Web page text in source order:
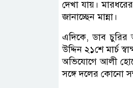
দেখা যায়।
জানাচ্ছেন মান্না।
এদিকে, ডাব চুরির
উদ্দিন ২১শে মার্চ
অভিযোগে আলী
সঙ্গে দলের কোনো